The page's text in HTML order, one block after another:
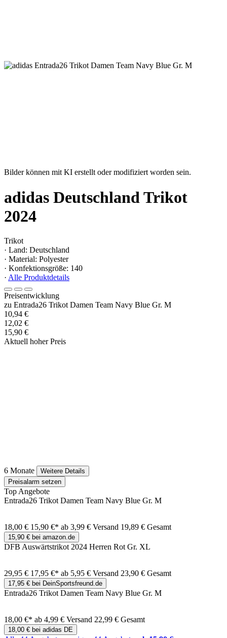
Bilder können mit KI erstellt oder modifiziert worden sein.
adidas Deutschland Trikot
2024
Trikot
· Land: Deutschland
· Material: Polyester
· Konfektionsgröße: 140
· Alle Produktdetails
Preisentwicklung
zu Entrada26 Trikot Damen Team Navy Blue Gr. M
10,94 €
12,02 €
15,90 €
Aktuell hoher Preis
6 Monate
Weitere Details
Preisalarm setzen
Top Angebote
Entrada26 Trikot Damen Team Navy Blue Gr. M
18,00 € 15,90 €* ab 3,99 € Versand 19,89 € Gesamt
15,90 € bei amazon.de
DFB Auswärtstrikot 2024 Herren Rot Gr. XL
29,95 € 17,95 €* ab 5,95 € Versand 23,90 € Gesamt
17,95 € bei DeinSportsfreund.de
Entrada26 Trikot Damen Team Navy Blue Gr. M
18,00 €* ab 4,99 € Versand 22,99 € Gesamt
18,00 € bei adidas DE